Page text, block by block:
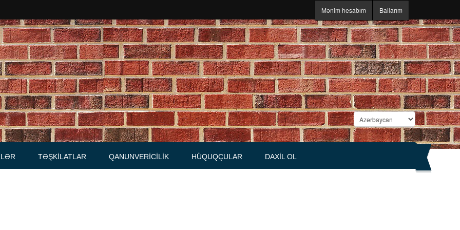
Mənim hesabım Ballarım
qaydalar
TƏŞKILATLAR
Məhkəmələr
Notariuslar
Prokurorluqlar
Vəkil qurumları
QANUNVERICILIK HÜQUQÇULAR DAXIL OL